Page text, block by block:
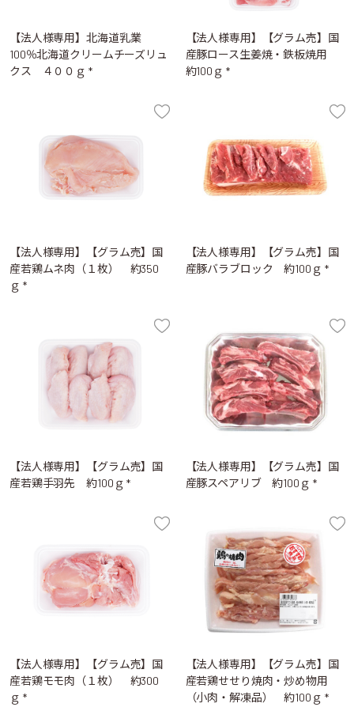
【法人様専用】北海道乳業
100％北海道クリームチーズリュ
クス ４００ｇ *
【法人様専用】【グラム売】国
産豚ロース生姜焼・鉄板焼用
約100ｇ *
【法人様専用】【グラム売】国
産若鶏ムネ肉（１枚） 約350
ｇ *
【法人様専用】【グラム売】国
産豚バラブロック 約100ｇ *
【法人様専用】【グラム売】国
産若鶏手羽先 約100ｇ *
【法人様専用】【グラム売】国
産豚スペアリブ 約100ｇ *
【法人様専用】【グラム売】国
産若鶏モモ肉（１枚） 約300
ｇ *
【法人様専用】【グラム売】国
産若鶏せせり焼肉・炒め物用
（小肉・解凍品） 約100ｇ *